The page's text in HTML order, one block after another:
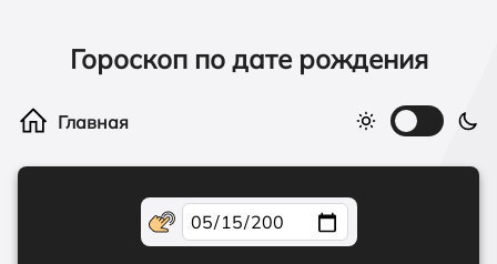
Гороскоп по дате рождения